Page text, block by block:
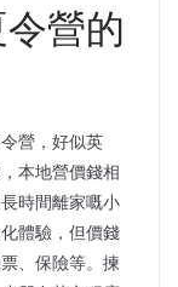
營的
營，好似英
本地營價錢相
時間離家嘅小
體驗，但價錢
、保險等。揀